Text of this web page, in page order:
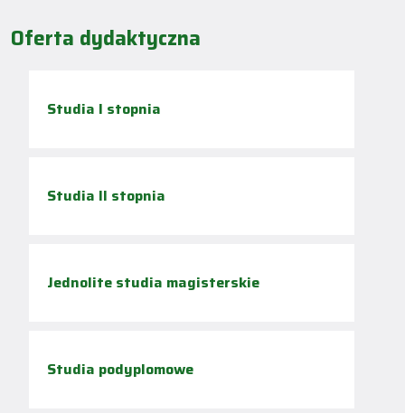
Oferta dydaktyczna
Studia I stopnia
Studia II stopnia
Jednolite studia magisterskie
Studia podyplomowe